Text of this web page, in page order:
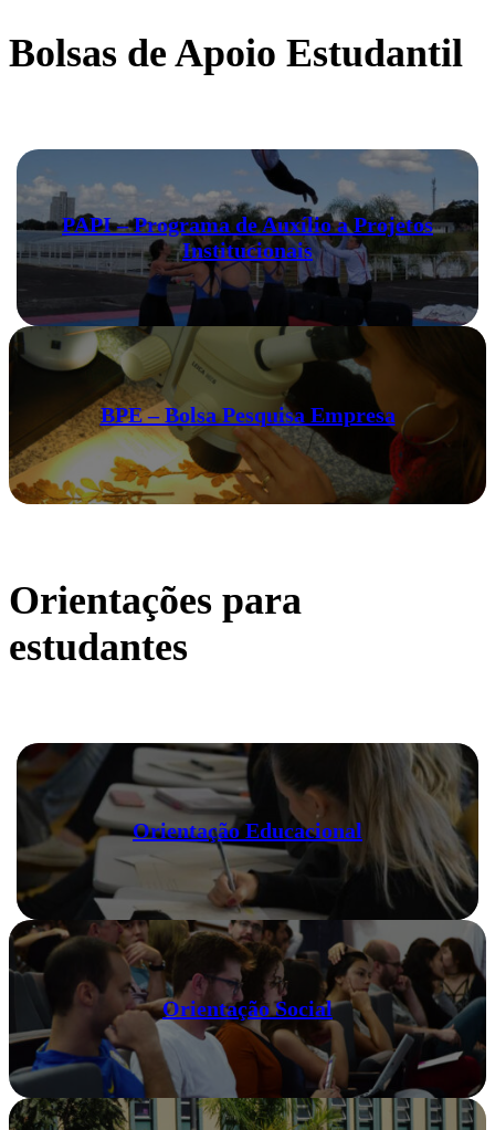
Bolsas de Apoio Estudantil
PAPI – Programa de Auxílio a Projetos
Institucionais
BPE – Bolsa Pesquisa Empresa
Orientações para
estudantes
Orientação Educacional
Orientação Social